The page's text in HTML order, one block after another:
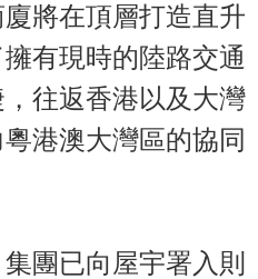
將在頂層打造直升
有現時的陸路交通
往返香港以及大灣
港澳大灣區的協同
團已向屋宇署入則